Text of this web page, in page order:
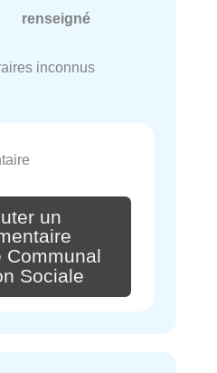
renseigné
inconnus
un
Communal
Sociale